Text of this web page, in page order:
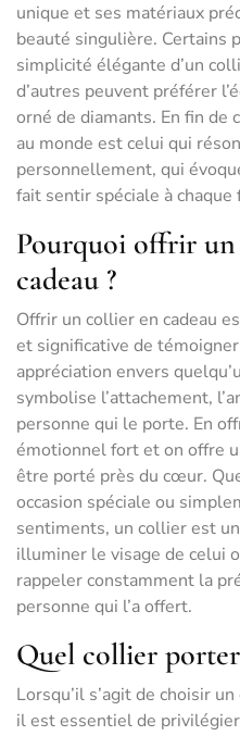
unique et ses matériaux
beauté singulière. Certains
simplicité élégante d’un
d’autres peuvent préférer
orné de diamants. En fin
au monde est celui qui
personnellement, qui
fait sentir spéciale à
Pourquoi offrir
cadeau ?
Offrir un collier en cadeau
et significative de
appréciation envers
symbolise l’attachement,
personne qui le porte. En
émotionnel fort et on offre
être porté près du cœur.
occasion spéciale ou
sentiments, un collier est
illuminer le visage de celui
rappeler constamment la
personne qui l’a offert.
Quel collier
Lorsqu’il s’agit de choisir
il est essentiel de